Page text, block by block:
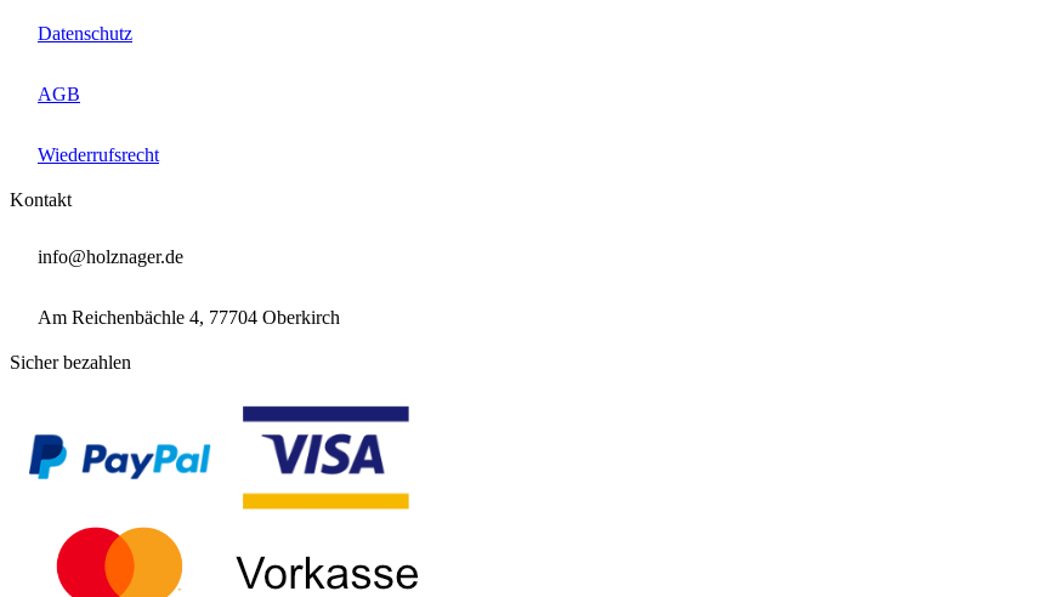
Datenschutz
AGB
Wiederrufsrecht
Kontakt
info@holznager.de
Am Reichenbächle 4, 77704 Oberkirch
Sicher bezahlen